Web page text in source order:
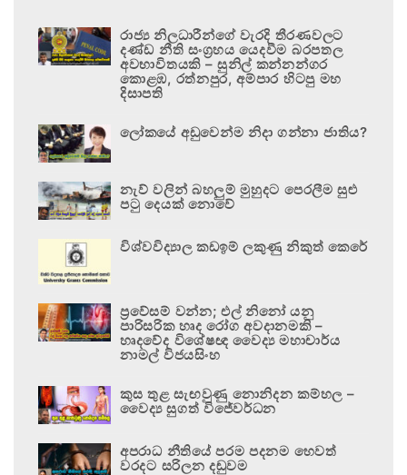
රාජ්‍ය නිලධාරීන්ගේ වැරදි තීරණවලට
දණ්ඩ නීති සංග්‍රහය යෙදවීම බරපතල
අවභාවිතයකි – සුනිල් කන්නන්ගර
කොළඹ, රත්නපුර, අම්පාර හිටපු මහ
දිසාපති
ලෝකයේ අඩුවෙන්ම නිදා ගන්නා ජාතිය?
නැව් වලින් බහලුම් මුහුදට පෙරලීම සුළු
පටු දෙයක් නොවේ
විශ්වවිද්‍යාල කඩඉම් ලකුණු නිකුත් කෙරේ
ප්‍රවේසම් වන්න; එල් නිනෝ යනු
පාරිසරික හෘද රෝග අවදානමකි –
හෘදවේද විශේෂඥ වෛද්‍ය මහාචාර්ය
නාමල් විජයසිංහ
කුස තුළ සැඟවුණු නොනිදන කම්හල –
වෛද්‍ය සුගත් විජේවර්ධන
අපරාධ නීතියේ පරම පදනම හෙවත්
වරදට සරිලන දඬුවම